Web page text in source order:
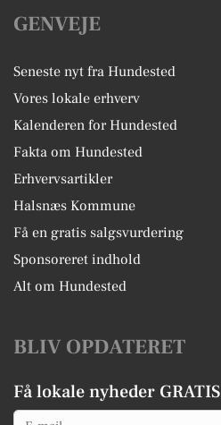
GENVEJE
Seneste nyt fra Hundested
Vores lokale erhverv
Kalenderen for Hundested
Fakta om Hundested
Erhvervsartikler
Halsnæs Kommune
Få en gratis salgsvurdering
Sponsoreret indhold
Alt om Hundested
BLIV OPDATERET
Få lokale nyheder GRATIS
Email